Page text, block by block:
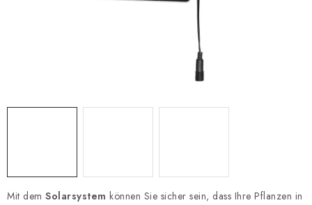
Mit dem Solarsystem können Sie sicher sein, dass Ihre Pflanzen in